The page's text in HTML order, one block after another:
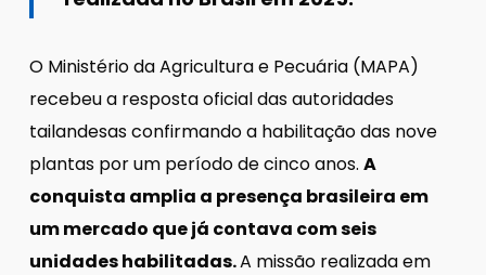
O Ministério da Agricultura e Pecuária (MAPA)
recebeu a resposta oficial das autoridades
tailandesas confirmando a habilitação das nove
plantas por um período de cinco anos. A
conquista amplia a presença brasileira em
um mercado que já contava com seis
unidades habilitadas.A missão realizada em